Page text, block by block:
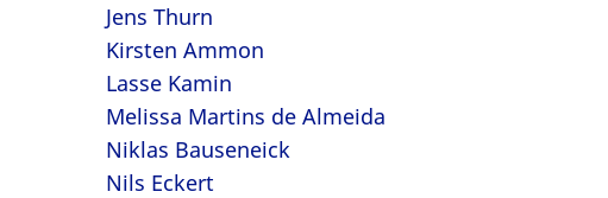
Jens Thurn
Kirsten Ammon
Lasse Kamin
Melissa Martins de Almeida
Niklas Bauseneick
Nils Eckert